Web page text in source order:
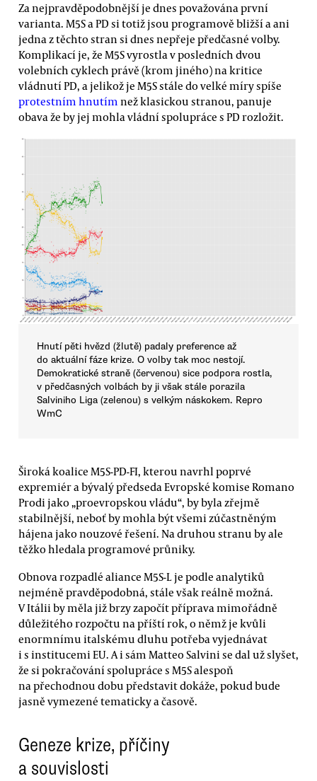
Za nejpravděpodobnější je dnes považována první
varianta. M5S a PD si totiž jsou programově bližší a ani
jedna z těchto stran si dnes nepřeje předčasné volby.
Komplikací je, že M5S vyrostla v posledních dvou
volebních cyklech právě (krom jiného) na kritice
vládnutí PD, a jelikož je M5S stále do velké míry spíše
protestním hnutím než klasickou stranou, panuje
obava že by jej mohla vládní spolupráce s PD rozložit.
Hnutí pěti hvězd (žlutě) padaly preference až
do aktuální fáze krize. O volby tak moc nestojí.
Demokratické straně (červenou) sice podpora rostla,
v předčasných volbách by ji však stále porazila
Salviniho Liga (zelenou) s velkým náskokem. Repro
WmC
Široká koalice M5S-PD-FI, kterou navrhl poprvé
expremiér a bývalý předseda Evropské komise Romano
Prodi jako „proevropskou vládu“, by byla zřejmě
stabilnější, neboť by mohla být všemi zúčastněným
hájena jako nouzové řešení. Na druhou stranu by ale
těžko hledala programové průniky.
Obnova rozpadlé aliance M5S-L je podle analytiků
nejméně pravděpodobná, stále však reálně možná.
V Itálii by měla již brzy započít příprava mimořádně
důležitého rozpočtu na příští rok, o němž je kvůli
enormnímu italskému dluhu potřeba vyjednávat
i s institucemi EU. A i sám Matteo Salvini se dal už slyšet,
že si pokračování spolupráce s M5S alespoň
na přechodnou dobu představit dokáže, pokud bude
jasně vymezené tematicky a časově.
Geneze krize, příčiny
a souvislosti